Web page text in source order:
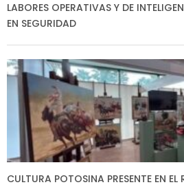
LABORES OPERATIVAS Y DE
EN SEGURIDAD
CULTURA POTOSINA PRESENTE EN